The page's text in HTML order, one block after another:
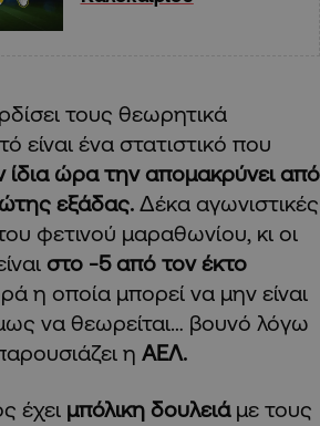
τους θεωρητικά
είναι ένα στατιστικό που
ίδια ώρα την απομακρύνει από
εξάδας. Δέκα αγωνιστικές
φετινού μαραθωνίου, κι οι
στο -5 από τον έκτο
η οποία μπορεί να μην είναι
να θεωρείται… βουνό λόγω
η ΑΕΛ.
έχει μπόλικη δουλειά με τους